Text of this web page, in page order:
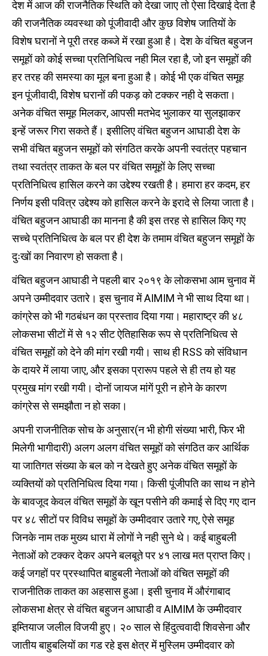
देश में आज की राजनैतिक स्थिति को देखा जाए तो ऐसा दिखाई देता है
की राजनैतिक व्यवस्था को पूंजीवादी और कुछ विशेष जातियों के
विशेष घरानों ने पूरी तरह कब्जे में रखा हुआ है। देश के वंचित बहुजन
समूहों को कोई सच्चा प्रतिनिधित्व नही मिल रहा है, जो इन समूहों की
हर तरह की समस्या का मूल बना हुआ है। कोई भी एक वंचित समूह
इन पूंजीवादी, विशेष घरानों की पकड़ को टक्कर नही दे सकता।
अनेक वंचित समूह मिलकर, आपसी मतभेद भुलाकर या सुलझाकर
इन्हें जरूर गिरा सकते हैं। इसीलिए वंचित बहुजन आघाडी देश के
सभी वंचित बहुजन समूहों को संगठित करके अपनी स्वतंत्र पहचान
तथा स्वतंत्र ताकत के बल पर वंचित समूहों के लिए सच्चा
प्रतिनिधित्व हासिल करने का उद्देश्य रखती है। हमारा हर कदम, हर
निर्णय इसी पवित्र उद्देश्य को हासिल करने के इरादे से लिया जाता है।
वंचित बहुजन आघाडी का मानना है की इस तरह से हासिल किए गए
सच्चे प्रतिनिधित्व के बल पर ही देश के तमाम वंचित बहुजन समूहों के
दुःखों का निवारण हो सकता है।
वंचित बहुजन आघाडी ने पहली बार २०१९ के लोकसभा आम चुनाव में
अपने उम्मीदवार उतारे। इस चुनाव में AIMIM ने भी साथ दिया था।
कांग्रेस को भी गठबंधन का प्रस्ताव दिया गया। महाराष्ट्र की ४८
लोकसभा सीटों में से १२ सीट ऐतिहासिक रूप से प्रतिनिधित्व से
वंचित समूहों को देने की मांग रखी गयी। साथ ही RSS को संविधान
के दायरे में लाया जाए, और इसका प्रारूप पहले से ही तय हो यह
प्रमुख मांग रखी गयी। दोनों जायज मांगें पूरी न होने के कारण
कांग्रेस से समझौता न हो सका।
अपनी राजनीतिक सोच के अनुसार(न भी होगी संख्या भारी, फिर भी
मिलेगी भागीदारी) अलग अलग वंचित समूहों को संगठित कर आर्थिक
या जातिगत संख्या के बल को न देखते हुए अनेक वंचित समूहों के
व्यक्तियों को प्रतिनिधित्व दिया गया। किसी पूंजीपति का साथ न होने
के बावजूद केवल वंचित समूहों के खून पसीने की कमाई से दिए गए दान
पर ४८ सीटों पर विविध समूहों के उम्मीदवार उतारे गए, ऐसे समूह
जिनके नाम तक मुख्य धारा में लोगों ने नही सुने थे। कई बाहुबली
नेताओं को टक्कर देकर अपने बलबूते पर ४१ लाख मत प्राप्त किए।
कई जगहों पर प्रस्थापित बाहुबली नेताओं को वंचित समूहों की
राजनीतिक ताकत का अहसास हुआ। इसी चुनाव में औरंगाबाद
लोकसभा क्षेत्र से वंचित बहुजन आघाडी व AIMIM के उम्मीदवार
इम्तियाज जलील विजयी हुए। २० साल से हिंदुत्ववादी शिवसेना और
जातीय बाहुबलियों का गड रहे इस क्षेत्र में मुस्लिम उम्मीदवार को